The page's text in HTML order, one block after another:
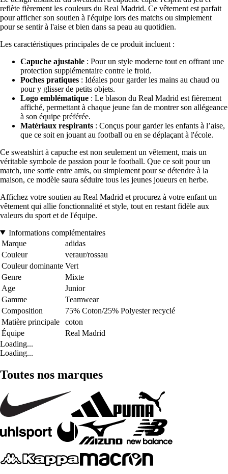
reflète fièrement les couleurs du Real Madrid. Ce vêtement est parfait
pour afficher son soutien à l'équipe lors des matchs ou simplement
pour se sentir à l'aise et bien dans sa peau au quotidien.
Les caractéristiques principales de ce produit incluent :
Capuche ajustable : Pour un style moderne tout en offrant une
protection supplémentaire contre le froid.
Poches pratiques : Idéales pour garder les mains au chaud ou
pour y glisser de petits objets.
Logo emblématique : Le blason du Real Madrid est fièrement
affiché, permettant à chaque jeune fan de montrer son allégeance
à son équipe préférée.
Matériaux respirants : Conçus pour garder les enfants à l’aise,
que ce soit en jouant au football ou en se déplaçant à l'école.
Ce sweatshirt à capuche est non seulement un vêtement, mais un
véritable symbole de passion pour le football. Que ce soit pour un
match, une sortie entre amis, ou simplement pour se détendre à la
maison, ce modèle saura séduire tous les jeunes joueurs en herbe.
Affichez votre soutien au Real Madrid et procurez à votre enfant un
vêtement qui allie fonctionnalité et style, tout en restant fidèle aux
valeurs du sport et de l'équipe.
Informations complémentaires
Marque
adidas
Couleur
veraur/rossau
Couleur dominante Vert
Genre
Mixte
Age
Junior
Gamme
Teamwear
Composition
75% Coton/25% Polyester recyclé
Matière principale
coton
Équipe
Real Madrid
Loading...
Loading...
Toutes nos marques